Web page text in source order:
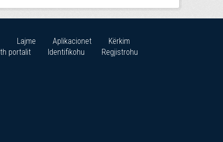
Lajme Aplikacionet
Kërkim
portalit
Identifikohu Regjistrohu